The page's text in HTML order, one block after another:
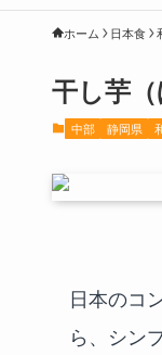
ホーム 日本食
干し芋（
中部 静岡県
日本のコ
ら、シン